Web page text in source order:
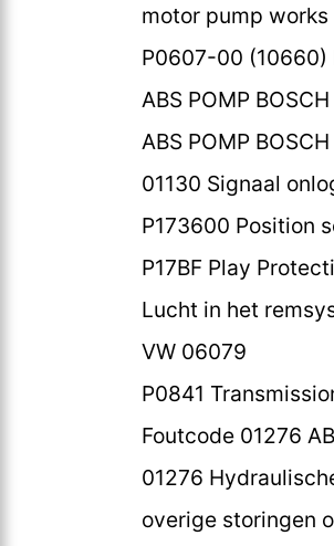
motor pump
P0607-00 (10660)
ABS POMP
ABS POMP
01130 Signaal
P173600 Position
P17BF Play
Lucht in het
VW 06079
P0841
Foutcode 01276
01276
overige storingen